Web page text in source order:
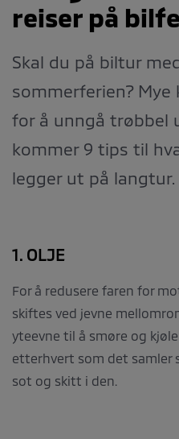
reiser på
Skal du på biltur
sommerferien?
for å unngå trøbbel
kommer 9 tips til
legger ut på langtur.
1. OLJE
For å redusere faren for
skiftes ved jevne
yteevne til å smøre og
etterhvert som det samler
sot og skitt i den.